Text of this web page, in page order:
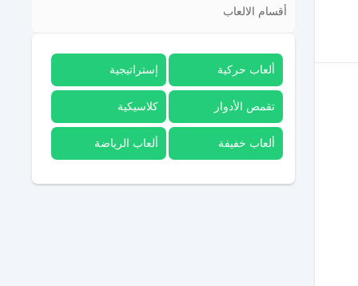
أقسام الالعاب
ألعاب حركية إستراتيجية
تقمص الأدوار كلاسيكية
ألعاب خفيفة ألعاب الرياضة